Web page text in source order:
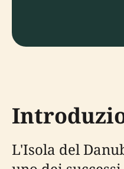
L'Isola del